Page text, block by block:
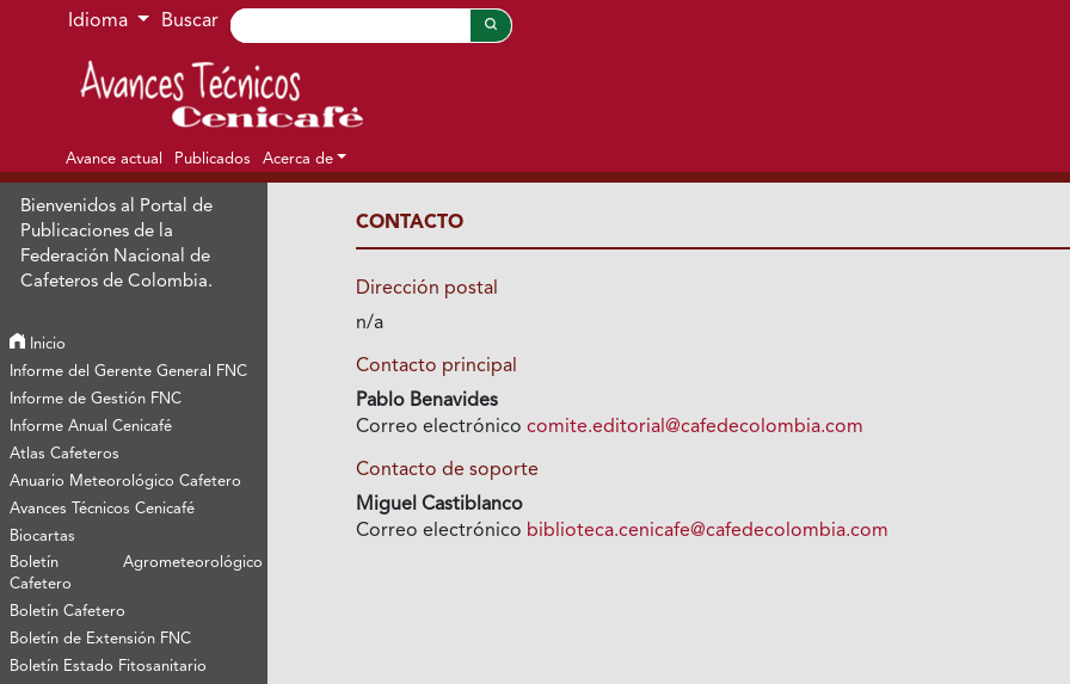
Ir al menú de navegación principal
Ir al contenido principal
Ir al pie de página del sitio
Idioma Buscar
Avance actual Publicados Acerca de
Bienvenidos al Portal de
Publicaciones de la
Federación Nacional de
Cafeteros de Colombia.
Inicio
Informe del Gerente General FNC
Informe de Gestión FNC
Informe Anual Cenicafé
Atlas Cafeteros
Anuario Meteorológico Cafetero
Avances Técnicos Cenicafé
Biocartas
Boletín Agrometeorológico
Cafetero
Boletín Cafetero
Boletín de Extensión FNC
Boletín Estado Fitosanitario
CONTACTO
Dirección postal
n/a
Contacto principal
Pablo Benavides
Correo electrónicocomite.editorial@cafedecolombia.com
Contacto de soporte
Miguel Castiblanco
Correo electrónico biblioteca.cenicafe@cafedecolombia.com